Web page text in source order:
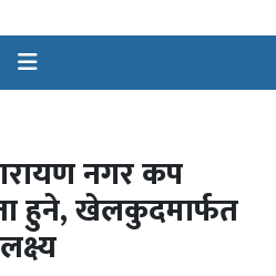
नगर कप
हुने, खेलकुदमार्फत